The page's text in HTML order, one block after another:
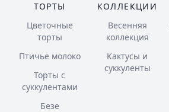
ТОРТЫ
Цветочные
торты
Птичье молоко
Торты с
суккулентами
Безе
КОЛЛЕКЦИИ
Весенняя
коллекция
Кактусы и
суккуленты